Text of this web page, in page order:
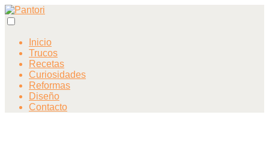
Inicio
Trucos
Recetas
Curiosidades
Reformas
Diseño
Contacto